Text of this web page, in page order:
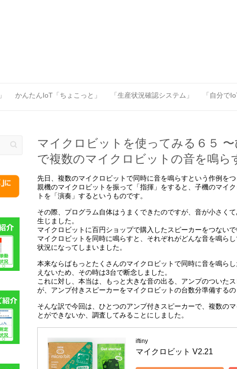
かんたんIoT「ちょこっと」 「生産状況確認システム」 「自分で
マイクロビットを使ってみる６５
で複数のマイクロビットの音を鳴ら
先日、複数のマイクロビットで同時に音を鳴らすという作例を
親機のマイクロビットを振って「指揮」をすると、子機のマイ
トを「演奏」するというものです。
その際、プログラム自体はうまくできたのですが、音が小さく
生じました。
マイクロビットに百円ショップで購入したスピーカーをつない
マイクロビットを同時に鳴らすと、それぞれがどんな音を鳴ら
状況になってしまいました。
本来ならばもっとたくさんのマイクロビットで同時に音を鳴ら
えないため、その時は3台で断念しました。
これに対し、本当は、もっと大きな音の出る、アンプのついた
が、アンプ付きスピーカーをマイクロビットの台数分準備するの
そんな訳で今回は、ひとつのアンプ付きスピーカーで、複数の
とができないか、調査してみることにしました。
iftiny
マイクロビット V2.21